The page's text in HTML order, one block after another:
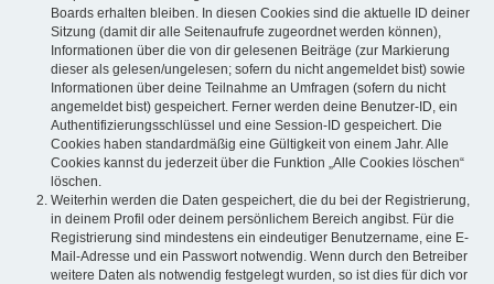
Boards erhalten bleiben. In diesen Cookies sind die aktuelle ID deiner
Sitzung (damit dir alle Seitenaufrufe zugeordnet werden können),
Informationen über die von dir gelesenen Beiträge (zur Markierung
dieser als gelesen/ungelesen; sofern du nicht angemeldet bist) sowie
Informationen über deine Teilnahme an Umfragen (sofern du nicht
angemeldet bist) gespeichert. Ferner werden deine Benutzer-ID, ein
Authentifizierungsschlüssel und eine Session-ID gespeichert. Die
Cookies haben standardmäßig eine Gültigkeit von einem Jahr. Alle
Cookies kannst du jederzeit über die Funktion „Alle Cookies löschen“
löschen.
Weiterhin werden die Daten gespeichert, die du bei der Registrierung,
in deinem Profil oder deinem persönlichem Bereich angibst. Für die
Registrierung sind mindestens ein eindeutiger Benutzername, eine E-
Mail-Adresse und ein Passwort notwendig. Wenn durch den Betreiber
weitere Daten als notwendig festgelegt wurden, so ist dies für dich vor